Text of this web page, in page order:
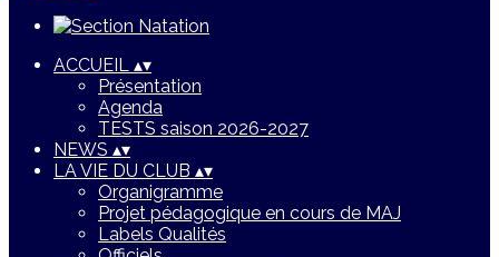
ACCUEIL ▴▾
Présentation
Agenda
TESTS saison 2026-2027
NEWS ▴▾
LA VIE DU CLUB ▴▾
Organigramme
Projet pédagogique en cours de MAJ
Labels Qualités